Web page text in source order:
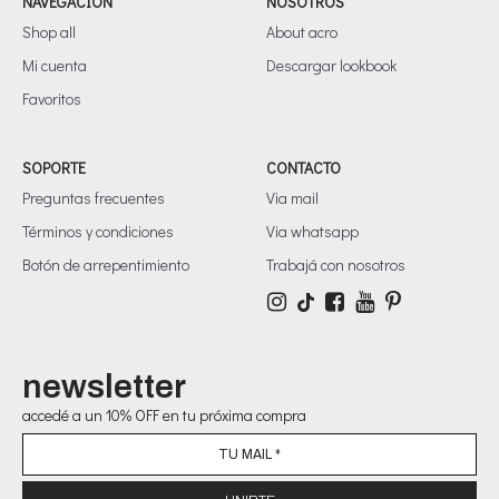
Shop all
Mi cuenta
Favoritos
About acro
Descargar lookbook
SOPORTE
Preguntas frecuentes
Términos y condiciones
Botón de arrepentimiento
CONTACTO
Via mail
Via whatsapp
Trabajá con nosotros
newsletter
accedé a un 10% OFF en tu próxima compra